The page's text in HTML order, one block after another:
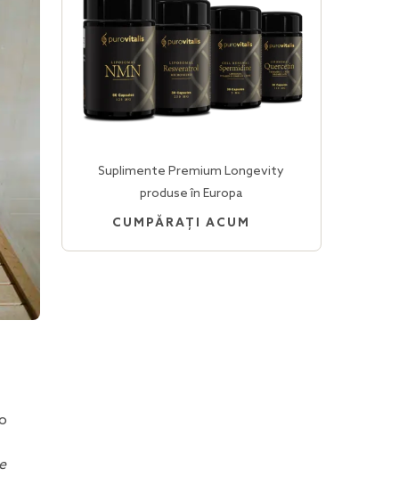
Suplimente Premium Longevity
produse în Europa
CUMPĂRAȚI ACUM